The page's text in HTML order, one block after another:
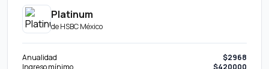
Platinum
deHSBC México
Anualidad
$2968
Ingreso mínimo
$420000